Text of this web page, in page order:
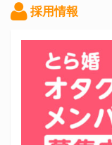
採用情報